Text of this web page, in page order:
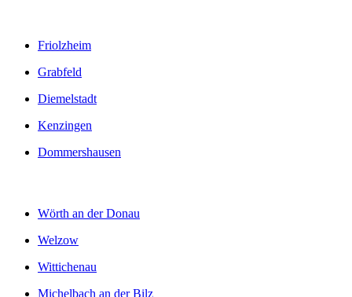
Friolzheim
Grabfeld
Diemelstadt
Kenzingen
Dommershausen
Wörth an der Donau
Welzow
Wittichenau
Michelbach an der Bilz